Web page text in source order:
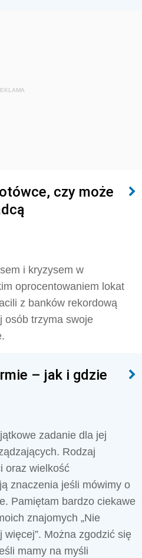
czy może
i kryzysem w
oprocentowaniem lokat
z banków rekordową
osób trzyma swoje
– jak i gdzie
zadanie dla jej
Rodzaj
oraz wielkość
znaczenia jeśli mówimy o
Pamiętam bardzo ciekawe
znajomych „Nie
Można zgodzić się
mamy na myśli